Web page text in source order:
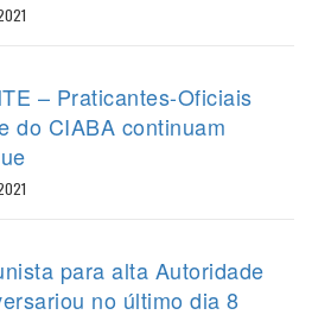
– Praticantes-Oficiais
do CIABA continuam
para alta Autoridade
no último dia 8